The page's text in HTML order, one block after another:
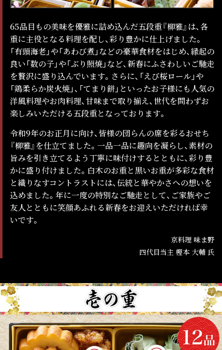
65品目もの美味を優雅に詰め込んだ五段重『柳雅』は、各
重に主役となる料理を配し、彩り豊かに仕上げました。
「有頭海老」や「あわび煮」などの豪華食材をはじめ、縁起の
良い「数の子」や「ぶり照焼」など、新春にふさわしいご馳走
を贅沢に盛り込んでいます。さらに、「えび桜ロール」や
「鶏柔らか炭火焼」、「てまり餅」といったお子様にも人気の
洋風料理やお肉料理、甘味まで取り揃え、世代を問わずお
楽しみいただける五段重となっております。
令和9年のお正月に向け、皆様の団らんの席を彩るおせち
『柳雅』を仕立てました。一品一品に趣向を凝らし、素材の
旨みを引き立てるよう丁寧に味付けするとともに、彩り豊
かに盛り付けました。白木のお重と黒いお重が多彩な食材
と織りなすコントラストには、伝統と華やかさへの想いを
込めました。年に一度の特別なご馳走として、ご家族やご
友人とともに笑顔あふれる新春をお迎えいただければ幸
いです。
京料理 味ま野
四代目当主 樫本 大輔 氏